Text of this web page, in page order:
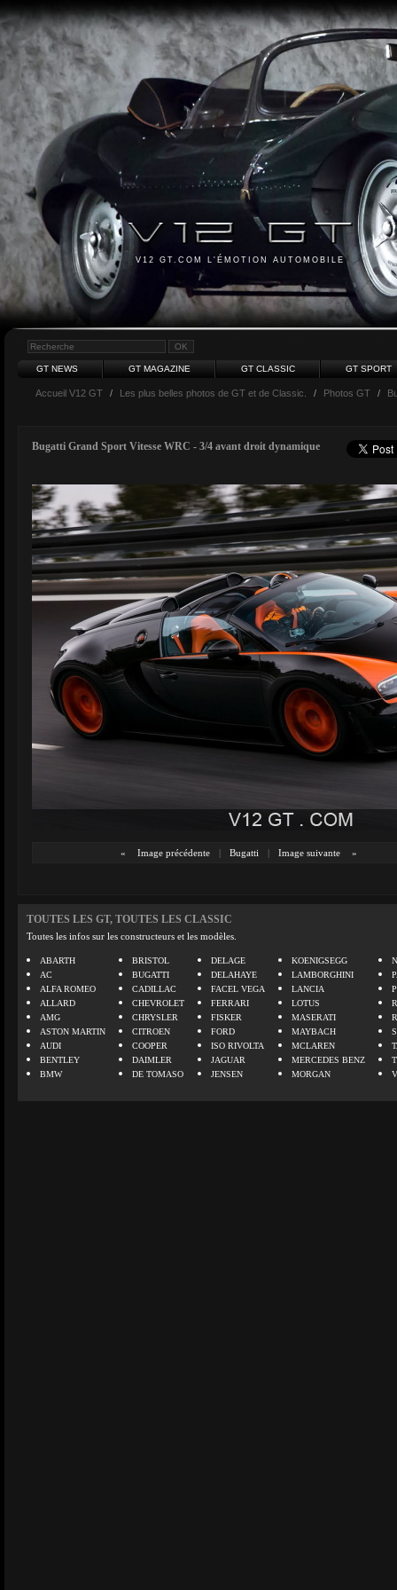
V12 GT.COM L'ÉMOTION AUTOMOBILE
GT NEWS GT MAGAZINE GT CLASSIC GT SPORT
Accueil V12 GT / Les plus belles photos de GT et de Classic. / Photos GT /
Bugatti Grand Sport Vitesse WRC - 3/4 avant droit dynamique
« Image précédente | Bugatti | Image suivante »
TOUTES LES GT, TOUTES LES CLASSIC
Toutes les infos sur les constructeurs et les modèles.
ABARTH
AC
ALFA ROMEO
ALLARD
AMG
ASTON MARTIN
AUDI
BENTLEY
BMW
BRISTOL
BUGATTI
CADILLAC
CHEVROLET
CHRYSLER
CITROEN
COOPER
DAIMLER
DE TOMASO
DELAGE
DELAHAYE
FACEL VEGA
FERRARI
FISKER
FORD
ISO RIVOLTA
JAGUAR
JENSEN
KOENIGSEGG
LAMBORGHINI
LANCIA
LOTUS
MASERATI
MAYBACH
MCLAREN
MERCEDES BENZ
MORGAN